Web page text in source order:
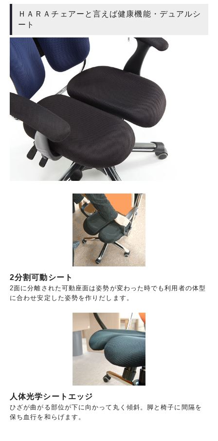
ＨＡＲＡチェアーと言えば健康機能・デュアルシ
ート
2分割可動シート
2面に分離された可動座面は姿勢が変わった時でも利用者の体型
に合わせ安定した姿勢を作りだします。
人体光学シートエッジ
ひざが曲がる部位が下に向かって丸く傾斜。脚と椅子に間隔を
保ち血行を和らげます。